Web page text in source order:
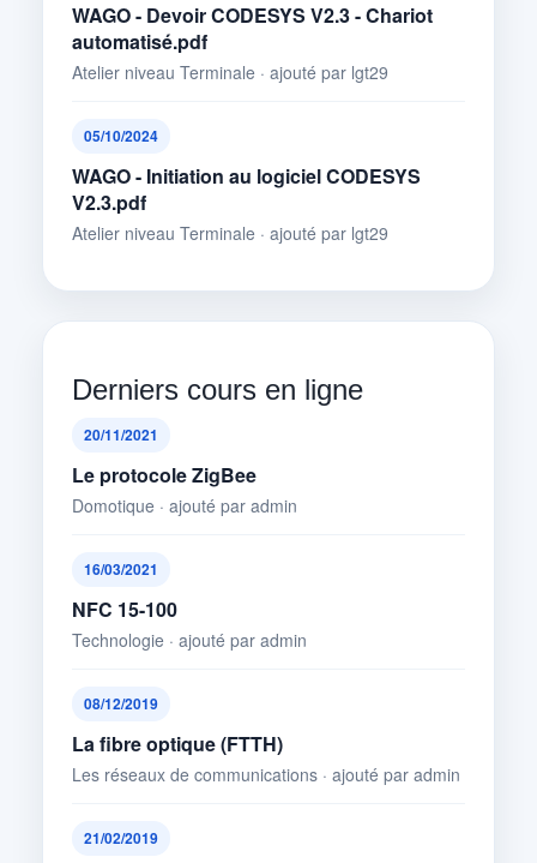
WAGO - Devoir CODESYS V2.3 - Chariot
automatisé.pdf
Atelier niveau Terminale · ajouté par lgt29
05/10/2024
WAGO - Initiation au logiciel CODESYS
V2.3.pdf
Atelier niveau Terminale · ajouté par lgt29
Derniers cours en ligne
20/11/2021
Le protocole ZigBee
Domotique · ajouté par admin
16/03/2021
NFC 15-100
Technologie · ajouté par admin
08/12/2019
La fibre optique (FTTH)
Les réseaux de communications · ajouté par admin
21/02/2019